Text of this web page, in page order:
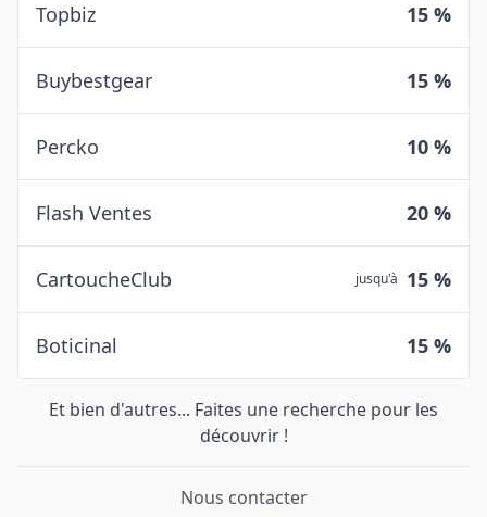
Topbiz 15 %
Buybestgear 15 %
Percko 10 %
Flash Ventes 20 %
CartoucheClub jusqu'à 15 %
Boticinal 15 %
Et bien d'autres... Faites une recherche pour les
découvrir !
Nous contacter